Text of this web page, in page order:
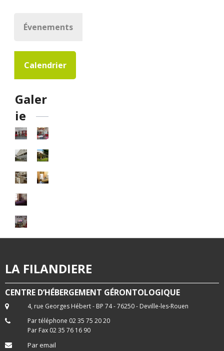
Évenements
Calendrier
Galer
ie
LA FILANDIERE
CENTRE D’HÉBERGEMENT GÉRONTOLOGIQUE
4, rue Georges Hébert - BP 74 - 76250 - Deville-les-Rouen
Par téléphone 02 35 75 20 20
Par Fax 02 35 76 16 90
Par email